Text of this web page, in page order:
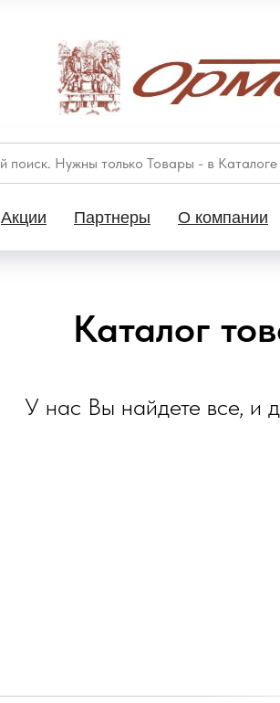
Акции Партнеры О компании
Каталог
У нас Вы найдете все, и